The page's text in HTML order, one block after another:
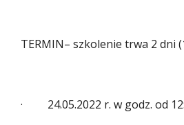
TERMIN– szkolenie trwa 2 dni
· 24.05.2022 r. w godz. od